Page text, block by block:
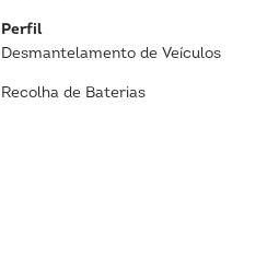
Perfil
Desmantelamento de Veículos
Recolha de Baterias